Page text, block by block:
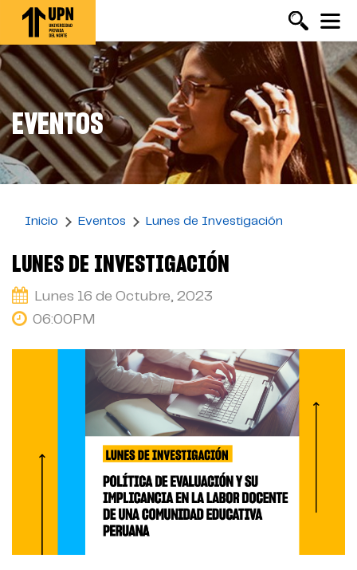
Pasar
contenido
principal
EVENTOS
Inicio Eventos Lunes de Investigación
LUNES DE INVESTIGACIÓN
Lunes 16 de Octubre, 2023
06:00PM